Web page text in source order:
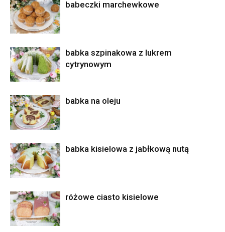
babeczki marchewkowe
babka szpinakowa z lukrem
cytrynowym
babka na oleju
babka kisielowa z jabłkową nutą
różowe ciasto kisielowe